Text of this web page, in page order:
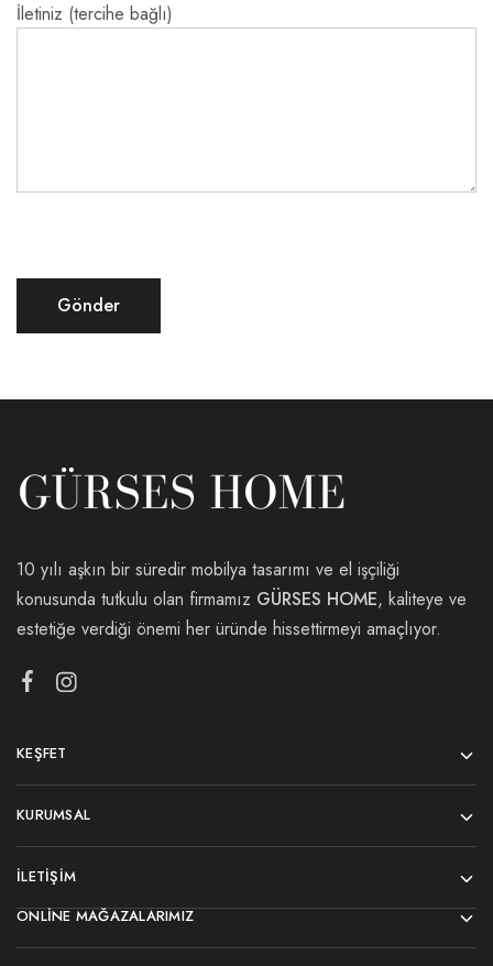
İletiniz (tercihe bağlı)
10 yılı aşkın bir süredir mobilya tasarımı ve el işçiliği
konusunda tutkulu olan firmamız GÜRSES HOME, kaliteye ve
estetiğe verdiği önemi her üründe hissettirmeyi amaçlıyor.
KEŞFET
KURUMSAL
İLETIŞIM
ONLINE MAĞAZALARIMIZ